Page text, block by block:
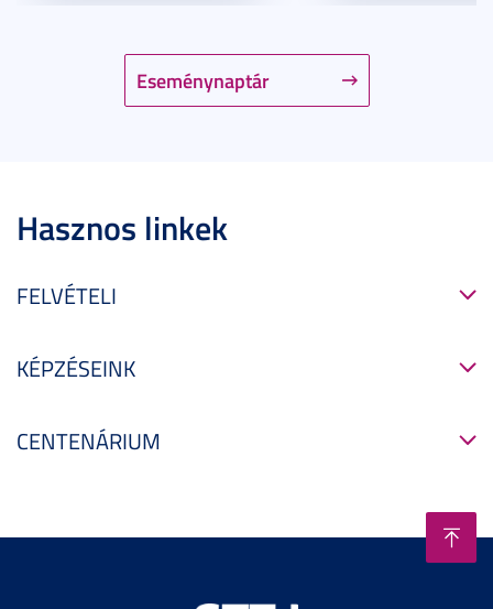
Eseménynaptár
Hasznos linkek
FELVÉTELI
KÉPZÉSEINK
CENTENÁRIUM